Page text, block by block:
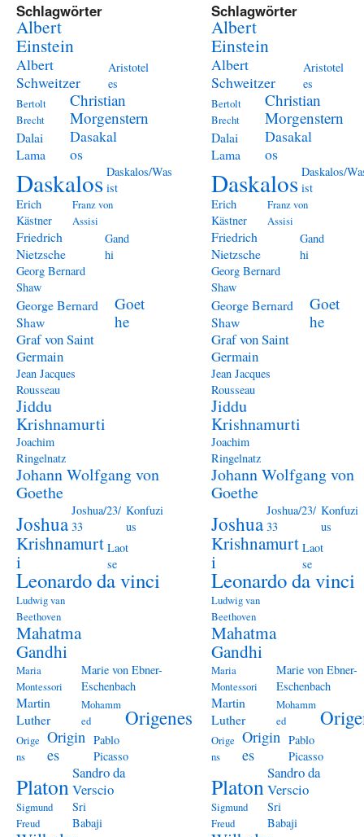
Schlagwörter
Albert
Einstein
Albert
Schweitzer
Aristotel
es
Bertolt
Brecht
Christian
Morgenstern
Dalai
Lama
Dasakal
os
Daskalos Daskalos/Was
ist
Erich
Kästner
Franz von
Assisi
Friedrich
Nietzsche
Gand
hi
Georg Bernard
Shaw
George Bernard
Shaw
Goet
he
Graf von Saint
Germain
Jean Jacques
Rousseau
Jiddu
Krishnamurti
Joachim
Ringelnatz
Johann Wolfgang von
Goethe
Joshua
Joshua/23/
33
Konfuzi
us
Krishnamurt
i
Laot
se
Leonardo da vinci
Ludwig van
Beethoven
Mahatma
Gandhi
Maria
Montessori
Marie von Ebner-
Eschenbach
Martin
Luther
Mohamm
ed
Origenes
Orige
ns
Origin
es
Pablo
Picasso
Platon
Sandro da
Verscio
Sigmund
Freud
Sri
Babaji
Schlagwörter
Albert
Einstein
Albert
Schweitzer
Aristotel
es
Bertolt
Brecht
Christian
Morgenstern
Dalai
Lama
Dasakal
os
Daskalos Daskalos/
ist
Erich
Kästner
Franz von
Assisi
Friedrich
Nietzsche
Gand
hi
Georg Bernard
Shaw
George Bernard
Shaw
Goet
he
Graf von Saint
Germain
Jean Jacques
Rousseau
Jiddu
Krishnamurti
Joachim
Ringelnatz
Johann Wolfgang von
Goethe
Joshua
Joshua/23/
33
Konfuzi
us
Krishnamurt
i
Laot
se
Leonardo da vinci
Ludwig van
Beethoven
Mahatma
Gandhi
Maria
Montessori
Marie von Ebner-
Eschenbach
Martin
Luther
Mohamm
ed
Orige
ns
Origin
es
Pablo
Picasso
Platon
Sandro da
Verscio
Sigmund
Freud
Sri
Babaji